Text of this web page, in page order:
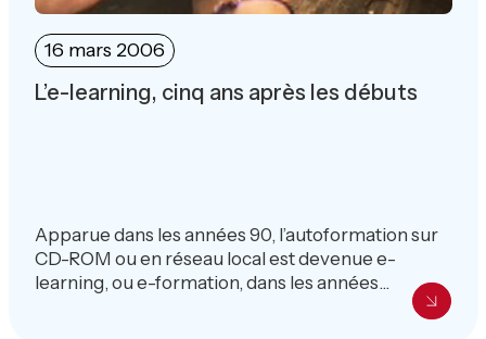
16 mars 2006
L’e-learning, cinq ans après les débuts
Apparue dans les années 90, l’autoformation sur
CD-ROM ou en réseau local est devenue e-
learning, ou e-formation, dans les années...